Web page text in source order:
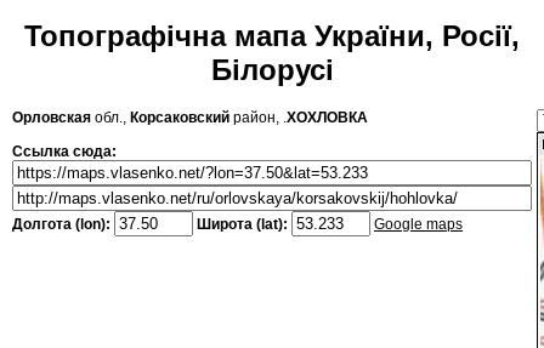
Топографічна мапа України, Росії,
Білорусі
Орловская обл., Корсаковский район, .ХОХЛОВКА
Ссылка сюда:
Долгота (lon): Широта (lat): Google maps